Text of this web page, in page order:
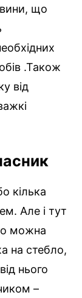
що
.Також
від
кілька
Але і тут
можна
на стебло,
нього
–